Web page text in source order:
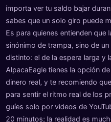
importa ver tu saldo bajar
sabes que un solo giro puede
Es para quienes entienden que
sinónimo de trampa, sino de
distinto: el de la espera larga y
AlpacaEagle tienes la opción
dinero real, y te recomiendo
para sentir el ritmo real de los
guíes solo por videos de
20 minutos; la realidad es